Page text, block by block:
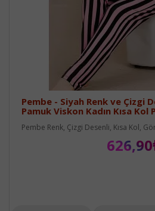
Pembe - Siyah Renk ve Çizgi
Pamuk Viskon Kadın Kısa Kol
Pembe Renk, Çizgi Desenli, Kısa Kol,